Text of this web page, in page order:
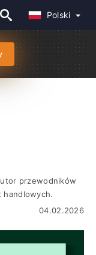
Polski
przewodników
handlowych.
04.02.2026